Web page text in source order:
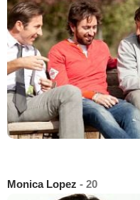
Monica Lopez - 20